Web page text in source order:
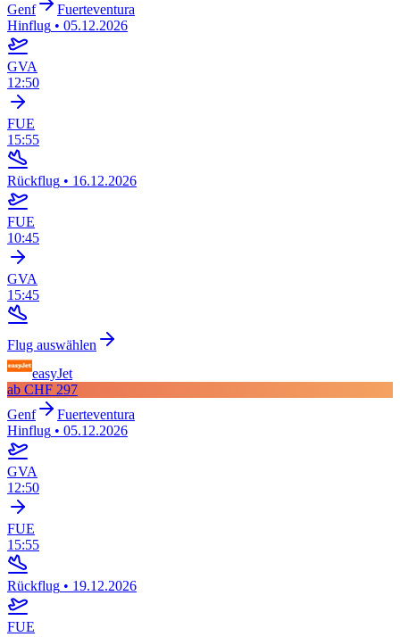
Genf
Fuerteventura
Hinflug • 05.12.2026
GVA
12:50
FUE
15:55
Rückflug • 16.12.2026
FUE
10:45
GVA
15:45
Flug auswählen
easyJet
ab CHF 297
Genf
Fuerteventura
Hinflug • 05.12.2026
GVA
12:50
FUE
15:55
Rückflug • 19.12.2026
FUE